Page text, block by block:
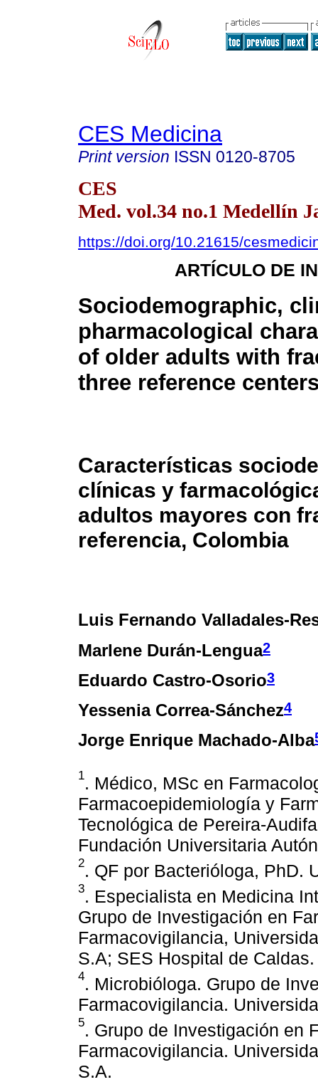
CES Medicina
Print version ISSN 0120-8705
CES
Med. vol.34 no.1 Medellín
https://doi.org/10.21615/
ARTÍCULO DE
Sociodemographic,
pharmacological
of older adults with
three reference
Características
clínicas y
adultos mayores con
referencia, Colombia
Luis Fernando Valladales-
Marlene Durán-Lengua2
Eduardo Castro-Osorio3
Yessenia Correa-Sánchez4
Jorge Enrique Machado-Alba
1. Médico, MSc en
Farmacoepidemiología y
Tecnológica de Pereira-
Fundación Universitaria
2. QF por Bacterióloga, PhD.
3. Especialista en Medicina
Grupo de Investigación en
Farmacovigilancia,
S.A; SES Hospital de Caldas.
4. Microbióloga. Grupo de
Farmacovigilancia.
5. Grupo de Investigación en
Farmacovigilancia.
S.A.